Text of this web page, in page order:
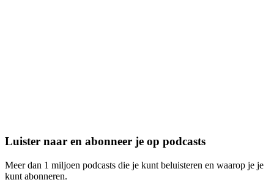
Luister naar en abonneer je op podcasts
Meer dan 1 miljoen podcasts die je kunt beluisteren en waarop je je
kunt abonneren.